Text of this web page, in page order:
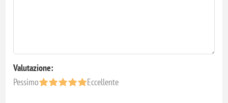
Valutazione:
Pessimo
Eccellente